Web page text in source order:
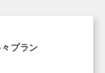
プラン